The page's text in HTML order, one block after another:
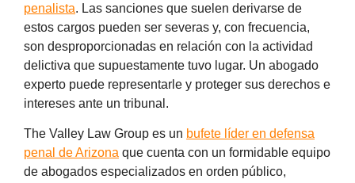
penalista. Las sanciones que suelen derivarse de
estos cargos pueden ser severas y, con frecuencia,
son desproporcionadas en relación con la actividad
delictiva que supuestamente tuvo lugar. Un abogado
experto puede representarle y proteger sus derechos e
intereses ante un tribunal.
The Valley Law Group es un bufete líder en defensa
penal de Arizona que cuenta con un formidable equipo
de abogados especializados en orden público,